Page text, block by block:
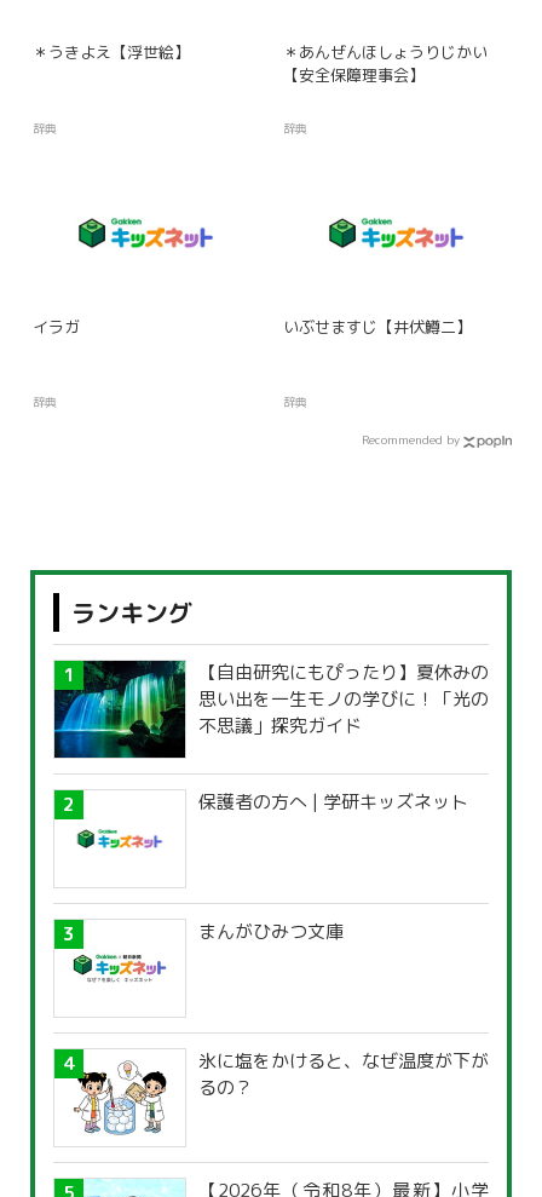
＊うきよえ【浮世絵】
辞典
＊あんぜんほしょうりじかい
【安全保障理事会】
辞典
イラガ
辞典
いぶせますじ【井伏鱒二】
辞典
Recommended by
ランキング
【自由研究にもぴったり】夏休みの
思い出を一生モノの学びに！「光の
不思議」探究ガイド
保護者の方へ | 学研キッズネット
まんがひみつ文庫
氷に塩をかけると、なぜ温度が下が
るの？
【2026年（令和8年）最新】小学